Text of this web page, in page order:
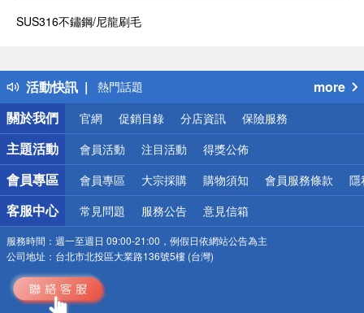
SUS316不鏽鋼/尼龍刷毛
活動快訊
得獎公告
熱門話題
銀行優惠
偏遠地區配送
詐騙網頁！請小心！
more
關於我們
官網 促銷目錄 分店資訊 保險服務
主題活動 會員活動 注目活動 得獎公佈
會員專區 會員專區 大宗採購 購物須知 會員服務條款 隱
客服中心 常見問題 服務公告 意見信箱
服務時間： 週一至週日 09:00-21:00，例假日依網站公告為主
公司地址： 台北市北投區大業路136號5樓 (台灣)